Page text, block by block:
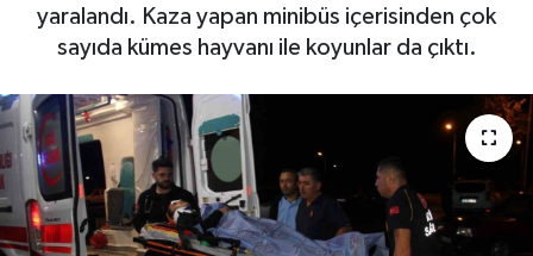
yaralandı. Kaza yapan minibüs içerisinden çok
sayıda kümes hayvanı ile koyunlar da çıktı.
EĞİTİM
ÇEVRE
İLÇELER
Son Dakika Haberleri